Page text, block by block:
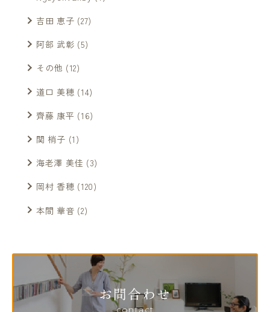
吉田 恵子 (27)
阿部 武彰 (5)
その他 (12)
道口 美穂 (14)
齊藤 康平 (16)
関 梢子 (1)
海老澤 美佳 (3)
岡村 香穂 (120)
本間 華音 (2)
お問合わせ
contact